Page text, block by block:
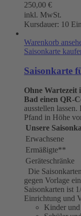
250,00 €
inkl. MwSt.
Kursdauer: 10
Warenkorb
Saisonkarte
Saisonkarte
Ohne Wartezeit
Bad einen QR-
ausstellen
Pfand in Höhe
Unsere
Erwachsene
Ermäßigte**
Geräteschränke
Die
gegen Vorlage
Saisonkarten ist
Einrichtung und
Kinder und